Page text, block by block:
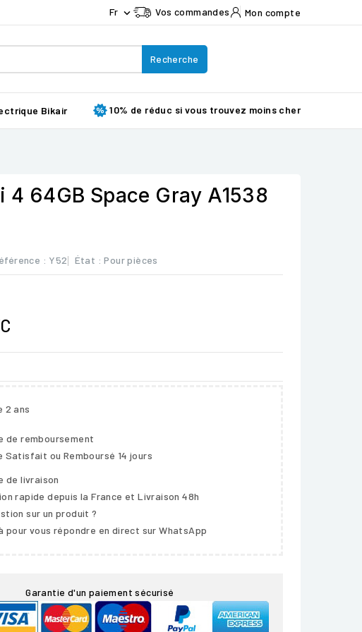
Fr  Vos commandes Mon compte
Recherche
Bikair 10% de réduc si vous trouvez moins cher
4 64GB Space Gray A1538
: Y52 État : Pour pièces
2 ans
de remboursement
Satisfait ou Remboursé 14 jours
de livraison
rapide depuis la France et Livraison 48h
sur un produit ?
pour vous répondre en direct sur WhatsApp
Garantie d'un paiement sécurisé